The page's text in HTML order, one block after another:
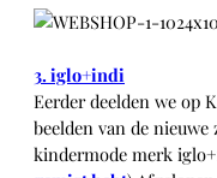
3. iglo+indi
Eerder deelden we op
beelden van de
kindermode merk